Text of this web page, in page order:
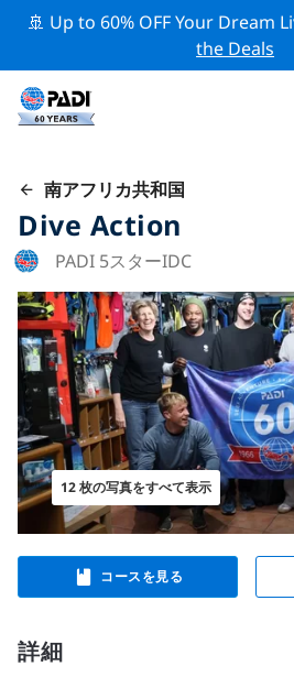
🚢 Up to 60% OFF Your Dream
the Deals
南アフリカ共和国
Dive Action
PADI 5スターIDC
12 枚の写真をすべて表示
コースを見る
詳細